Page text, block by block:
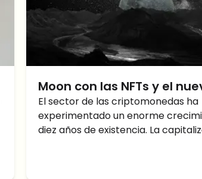
Moon con las NFTs y el
Metaverso Interplanetario
El sector de las criptomonedas ha
experimentado un enorme
diez años de existencia. La
y sigue creciendo. Las NFT, un